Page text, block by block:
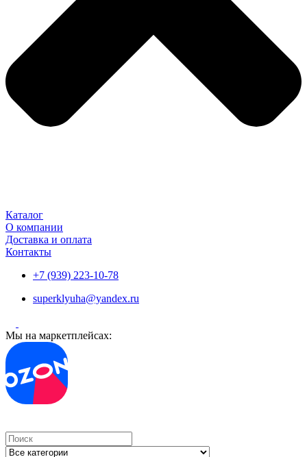
Каталог
О компании
Доставка и оплата
Контакты
+7 (939) 223-10-78
superklyuha@yandex.ru
Мы на маркетплейсах:
Search
...